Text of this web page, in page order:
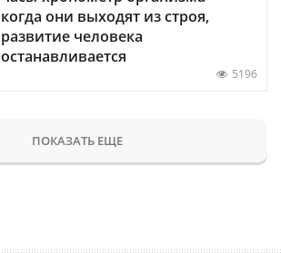
когда они выходят из строя,
развитие человека
останавливается
5196
ПОКАЗАТЬ ЕЩЕ